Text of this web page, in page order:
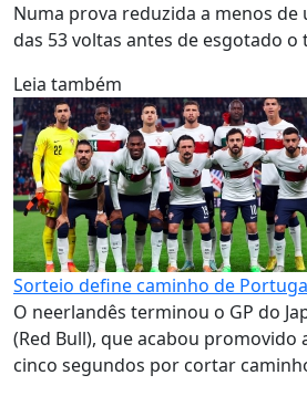
Numa prova reduzida a menos
das 53 voltas antes de esgotado
Leia também
Sorteio define caminho de
O neerlandês terminou o GP do
(Red Bull), que acabou
cinco segundos por cortar